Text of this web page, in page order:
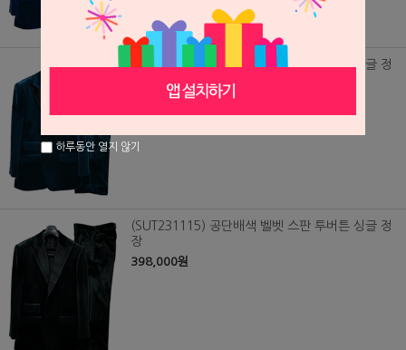
(SUT231116) 공단배색 벨벳 스판 투버튼 싱글 정
398,000원
(SUT231115) 공단배색 벨벳 스판 투버튼 싱글 정
장
398,000원
하루동안 열지 않기